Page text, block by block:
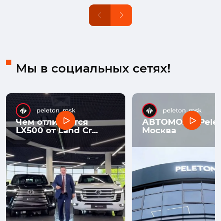
Мы в социальных сетях!
Чем отличается
LX500 от Land Cr...
АВТОМОЛЛ
Москва